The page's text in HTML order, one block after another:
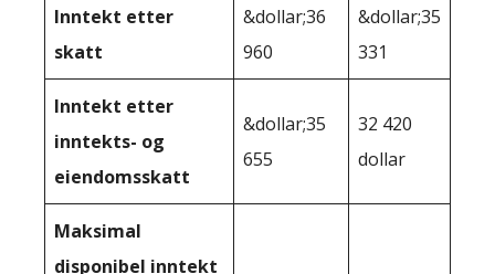
Inntekt etter
skatt
&dollar;36
960
&dollar;35
331
Inntekt etter
inntekts- og
eiendomsskatt
&dollar;35
655
32 420
dollar
Maksimal
disponibel inntekt